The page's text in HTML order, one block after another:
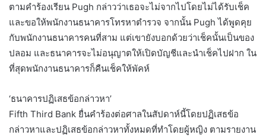
ตามคำร้องเรียน Pugh กล่าวว่าเธอจะไม่จากไปโดยไม่ได้รับเช็ค
และขอให้พนักงานธนาคารโทรหาตำรวจ จากนั้น Pugh ได้พูดคุย
กับพนักงานธนาคารคนที่สาม แต่เขายังบอกด้วยว่าเช็คนั้นเป็นของ
ปลอม และธนาคารจะไม่อนุญาตให้เปิดบัญชีและนำเช็คไปฝาก ใน
ที่สุดพนักงานธนาคารก็คืนเช็คให้พัคห์
‘ธนาคารปฏิเสธข้อกล่าวหา’
Fifth Third Bank ยื่นคำร้องต่อศาลในสัปดาห์นี้โดยปฏิเสธข้อ
กล่าวหาและปฏิเสธข้อกล่าวหาทั้งหมดที่ทำโดยผู้หญิง ตามรายงาน